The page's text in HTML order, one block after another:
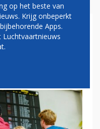
DIT JAAR
op het beste van
Krijg onbeperkt
Apps.